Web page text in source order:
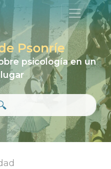
Psonríe
psicología en un